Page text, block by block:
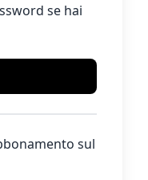
se hai
sul